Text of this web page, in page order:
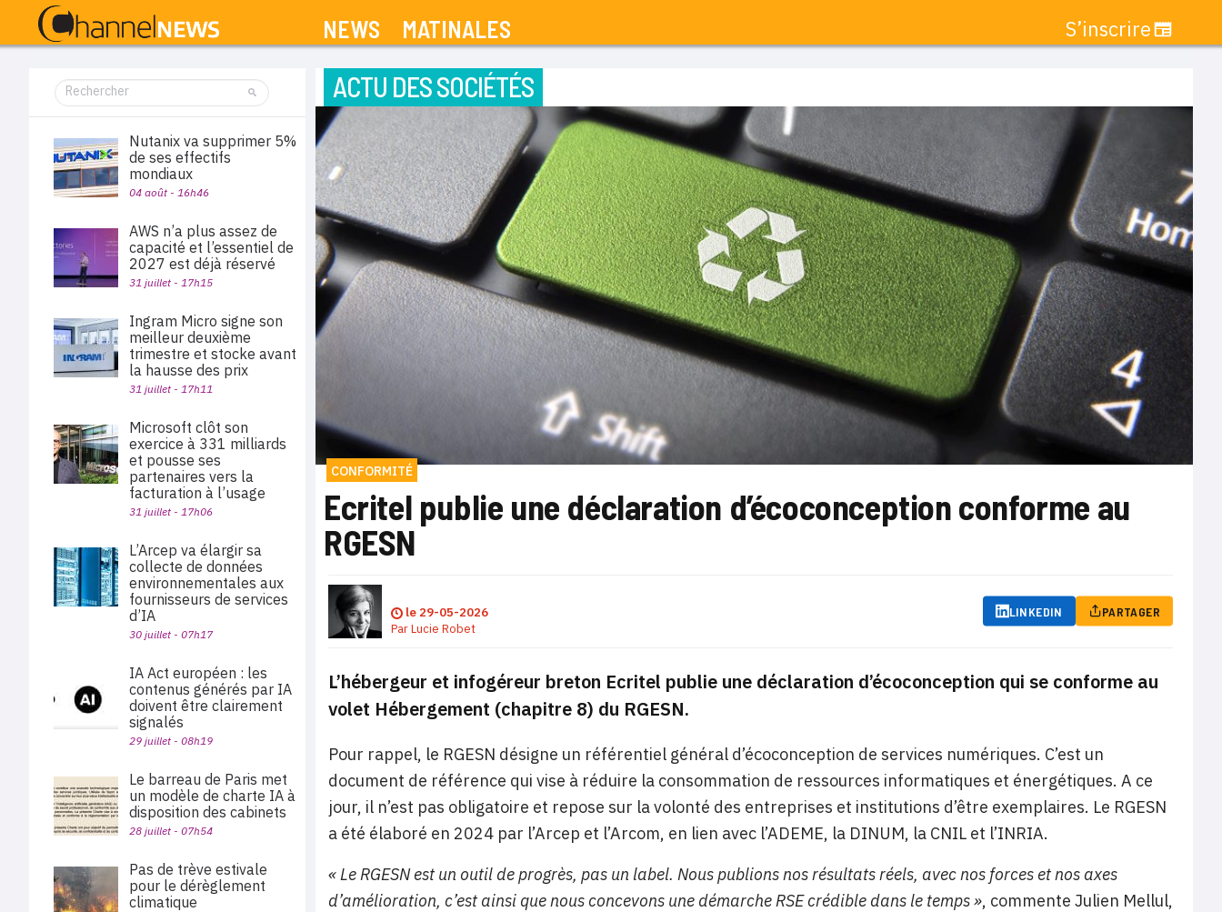
NEWS MATINALES S’inscrire
ACTU DES SOCIÉTÉS
CONFORMITÉ
Ecritel publie une déclaration d’écoconception conforme au
RGESN
le 29-05-2026
ParLucie Robet
LINKEDIN PARTAGER
L’hébergeur et infogéreur breton Ecritel publie une déclaration d’écoconception qui se conforme au
volet Hébergement (chapitre 8) du RGESN.
Pour rappel, le RGESN désigne un référentiel général d’écoconception de services numériques. C’est un
document de référence qui vise à réduire la consommation de ressources informatiques et énergétiques. A ce
jour, il n’est pas obligatoire et repose sur la volonté des entreprises et institutions d’être exemplaires. Le RGESN
a été élaboré en 2024 par l’Arcep et l’Arcom, en lien avec l’ADEME, la DINUM, la CNIL et l’INRIA.
« Le RGESN est un outil de progrès, pas un label. Nous publions nos résultats réels, avec nos forces et nos axes
d’amélioration, c’est ainsi que nous concevons une démarche RSE crédible dans le temps », commente Julien Mellul,
Nutanix va supprimer 5%
de ses effectifs
mondiaux
04 août - 16h46
AWS n’a plus assez de
capacité et l’essentiel de
2027 est déjà réservé
31 juillet - 17h15
Ingram Micro signe son
meilleur deuxième
trimestre et stocke avant
la hausse des prix
31 juillet - 17h11
Microsoft clôt son
exercice à 331 milliards
et pousse ses
partenaires vers la
facturation à l’usage
31 juillet - 17h06
L’Arcep va élargir sa
collecte de données
environnementales aux
fournisseurs de services
d’IA
30 juillet - 07h17
IA Act européen : les
contenus générés par IA
doivent être clairement
signalés
29 juillet - 08h19
Le barreau de Paris met
un modèle de charte IA à
disposition des cabinets
28 juillet - 07h54
Pas de trève estivale
pour le dérèglement
climatique